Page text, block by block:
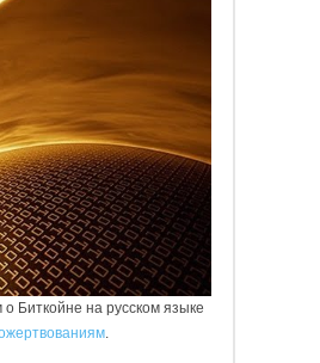
Биткойне на русском языке
.